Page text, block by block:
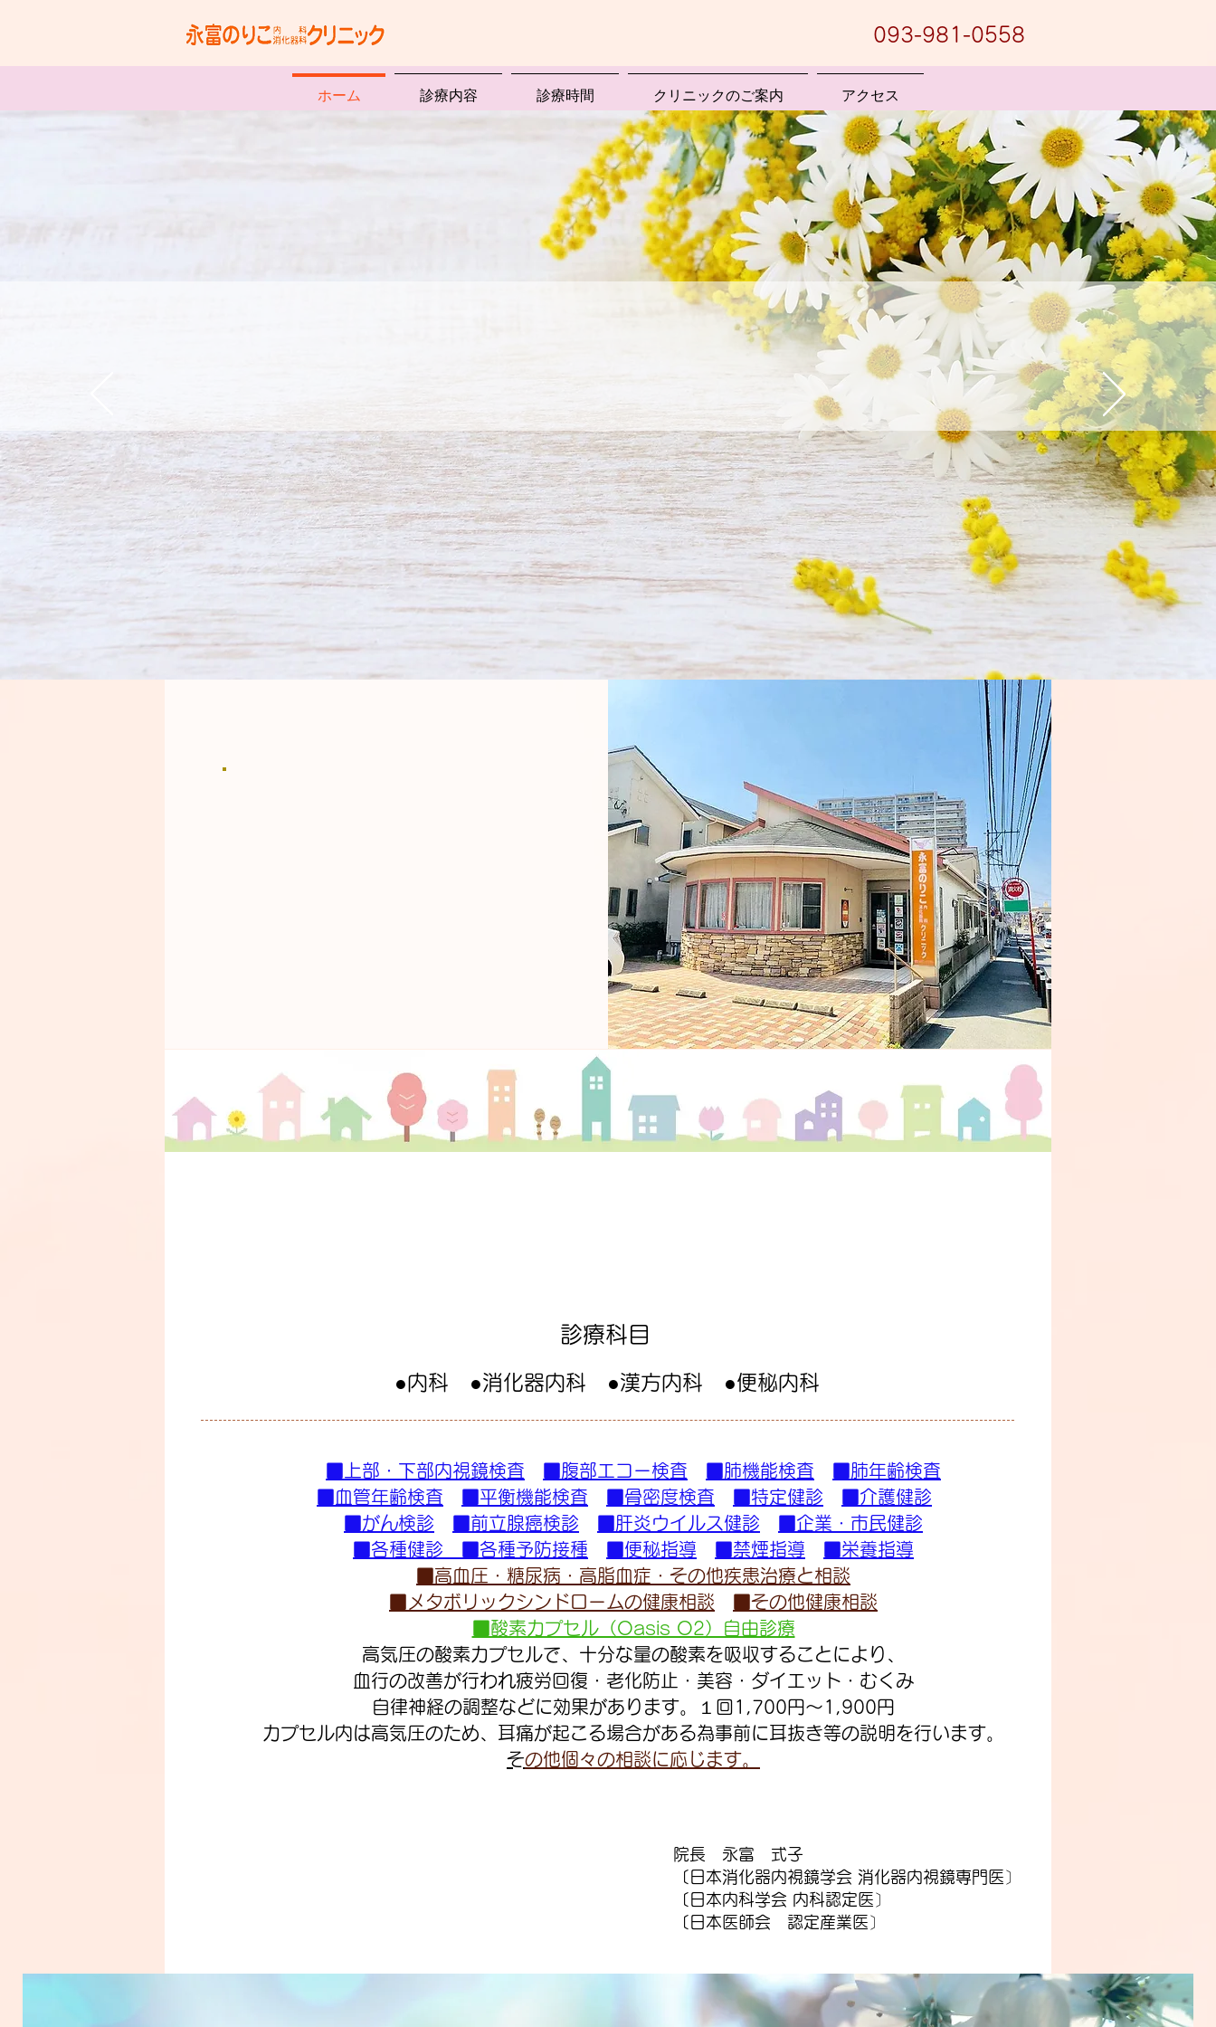
093-981-0558
ホーム 診療内容 診療時間 クリニックのご案内 アクセス
真心こもった診療を心がけてます。
診療科目
●内科 ●消化器内科 ●漢方内科 ●便秘内科
■上部・下部内視鏡検査 ■腹部エコー検査 ■肺機能検査
■肺年齢検査
■血管年齢検査
■平衡機能検査 ■骨密度検査 ■特定健診
■介護健診
■がん検診
■前立腺癌検診 ■肝炎ウイルス健診
■企業・市民健診
■各種健診 ■各種予防接種
■便秘指導 ■禁煙指導
■栄養指導
■高血圧・糖尿病・高脂血症・その他疾患治療と相談
■メタボリックシンドロームの健康相談
■その他健康相談
■酸素カプセル（Oasis O2）自由診療
高気圧の酸素カプセルで、十分な量の酸素を吸収することにより、
血行の改善が行われ疲労回復・老化防止・美容・ダイエット・むくみ
自律神経の調整などに効果があります。１回1,700円～1,900円
カプセル内は高気圧のため、耳痛が起こる場合がある為事前に耳抜き等の説明を行います。
​その他個々の相談に応じます。
院長 永富 式子
〔日本消化器内視鏡学会 消化器内視鏡専門医〕
〔日本内科学会 内科認定医〕
〔日本医師会 認定産業医〕